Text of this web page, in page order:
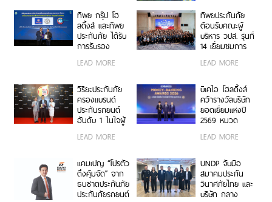
บริการประกันภัย
รูปแบบดิจิทัลเพื่อ
ประชาชน
ห่วง ในงาน Hug
HeartYai 2026
ทิพย กรุ๊ป โฮ
ลดิ้งส์ และทิพย
ประกันภัย ได้รับ
การรับรอง
คาร์บอนฟุตพริ้
ตอกย้ำความเป็น
ผู้นำธุรกิจประกัน
ภัยที่ขับเคลื่อน
ความยั่งยืนตาม
LEAD MORE
ทิพยประกันภัย
ต้อนรับคณะผู้
บริหาร วปส. รุ่นที่
14 เยี่ยมชมการ
นวัตกรรมองค์กร
LEAD MORE
วิริยะประกันภัย
ครองแบรนด์
ประกันรถยนต์
อันดับ 1 ในใจผู้
บนเวที
Brand Thailand
2026”
LEAD MORE
บีเคไอ โฮลดิ้งส์
คว้ารางวัลบริษัท
ยอดเยี่ยมแห่งปี
2569 หมวด
และประกันชีวิต
ซ้อน จากงาน
Money &
Banking Awards
2026 ตอกย้ำ
LEAD MORE
แคมเปญ “โปรตัว
ตึงคุ้มจัด” จาก
ธนชาตประกันภัย
ประกันภัยรถยนต์
UNDP จับมือ
สมาคมประกัน
วินาศภัยไทย และ
บริษัท กลาง